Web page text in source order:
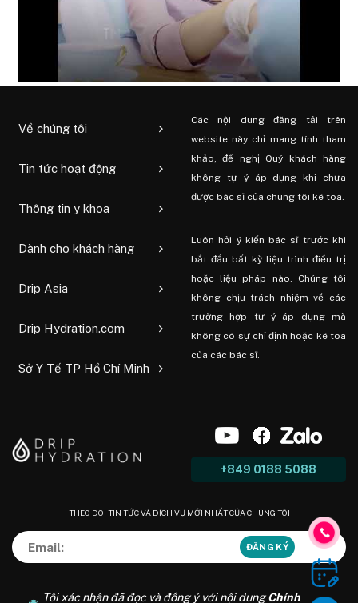
Về chúng tôi
Tin tức hoạt động
Thông tin y khoa
Dành cho khách hàng
Drip Asia
Drip Hydration.com
Sở Y Tế TP Hồ Chí Minh
Các nội dung đăng tải trên
website này chỉ mang tính tham
khảo, đề nghị Quý khách hàng
không tự ý áp dụng khi chưa
được bác sĩ của chúng tôi kê toa.
Luôn hỏi ý kiến ​​bác sĩ trước khi
bắt đầu bất kỳ liệu trình điều trị
hoặc liệu pháp nào. Chúng tôi
không chịu trách nhiệm về các
trường hợp tự ý áp dụng mà
không có sự chỉ định hoặc kê toa
của các bác sĩ.
+849 0188 5088
THEO DÕI TIN TỨC VÀ DỊCH VỤ MỚI NHẤT CỦA CHÚNG TÔI
Tôi xác nhận đã đọc và đồng ý với nội dungChính